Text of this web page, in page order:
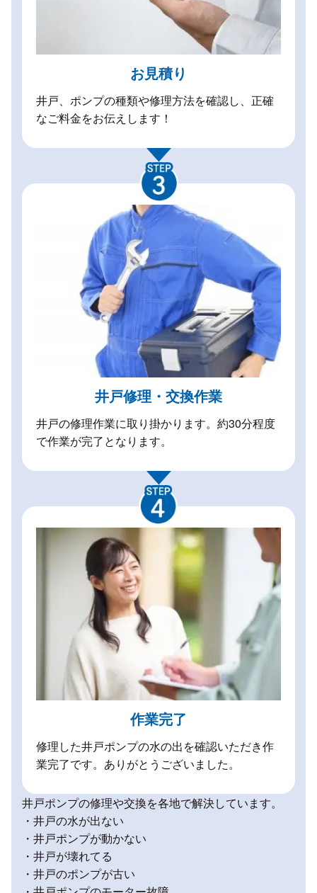
お見積り
井戸、ポンプの種類や修理方法を確認し、正確
なご料金をお伝えします！
井戸修理・交換作業
井戸の修理作業に取り掛かります。約30分程度
で作業が完了となります。
作業完了
修理した井戸ポンプの水の出を確認いただき作
業完了です。ありがとうございました。
井戸ポンプの修理や交換を各地で解決しています。
・井戸の水が出ない
・井戸ポンプが動かない
・井戸が壊れてる
・井戸のポンプが古い